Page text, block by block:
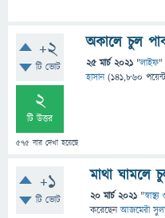
+2
টি ভোট
2
টি উত্তর
575 বার দেখা হয়েছে
অকালে চুল
25 মার্চ 2021 "লাইফ"
হাসান (141,860
+1
টি ভোট
মাথা ঘামলে
20 মার্চ 2021 "
করেছেনআজমেরী